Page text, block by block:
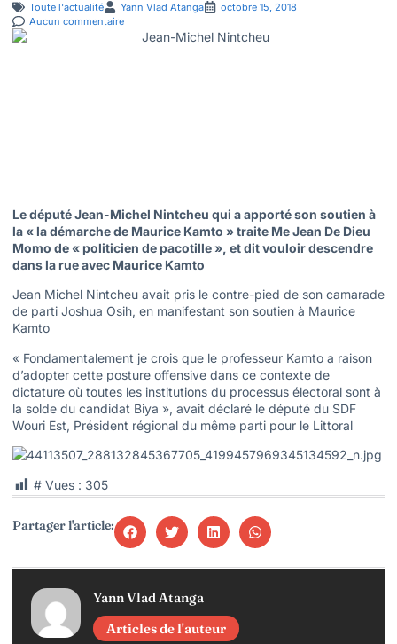
Toute l'actualité Yann Vlad Atanga
octobre 15, 2018
Aucun commentaire
Le député Jean-Michel Nintcheu qui a apporté son soutien à
la « la démarche de Maurice Kamto » traite Me Jean De Dieu
Momo de « politicien de pacotille », et dit vouloir descendre
dans la rue avec Maurice Kamto
Jean Michel Nintcheu avait pris le contre-pied de son camarade
de parti Joshua Osih, en manifestant son soutien à Maurice
Kamto
« Fondamentalement je crois que le professeur Kamto a raison
d’adopter cette posture offensive dans ce contexte de
dictature où toutes les institutions du processus électoral sont à
la solde du candidat Biya », avait déclaré le député du SDF
Wouri Est, Président régional du même parti pour le Littoral
# Vues : 305
Partager l'article:
Yann Vlad Atanga
Articles de l'auteur